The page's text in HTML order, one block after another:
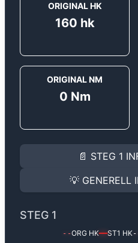
ORIGINAL HK
160 hk
ORIGINAL NM
0 Nm
📄 STEG 1
INFORMATION
Steg 1
Effekten ökar från160 hk
(+? hk & +? Nm).
Ger mer effekt, högre
Steg 1 mjukvara
💡 GENERELL
✅ All mjukvara är
✅ Felsökning inann
STEG 1
--ORG HK━━ST1 HK